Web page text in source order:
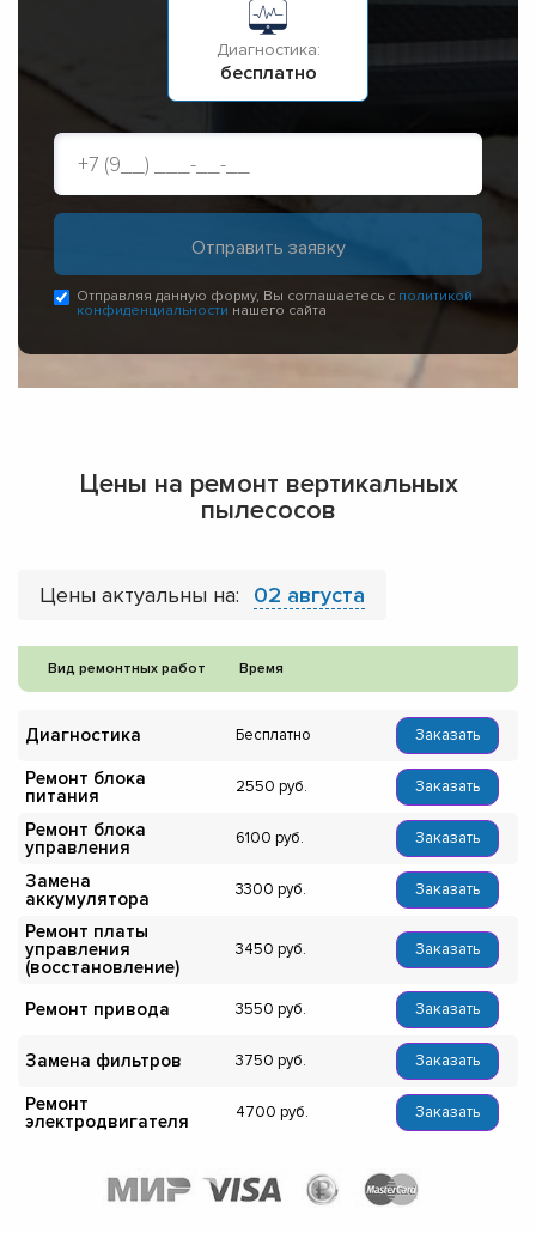
Диагностика:
бесплатно
Отправляя данную форму, Вы соглашаетесь с политикой
конфиденциальности нашего сайта
Цены на ремонт вертикальных
пылесосов
Цены актуальны на: 02 августа
Вид ремонтных работ Время
Диагностика Бесплатно Заказать
Ремонт блока
питания
2550 Заказать
Ремонт блока
управления
6100 Заказать
Замена
аккумулятора
3300 Заказать
Ремонт платы
управления
(восстановление)
3450 Заказать
Ремонт привода 3550 Заказать
Замена фильтров 3750 Заказать
Ремонт
электродвигателя
4700 Заказать